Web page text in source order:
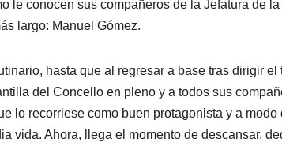
le conocen sus compañeros de la Jefatura de
largo: Manuel Gómez.
hasta que al regresar a base tras dirigir
del Concello en pleno y a todos sus
lo recorriese como buen protagonista y a
vida. Ahora, llega el momento de descansar,